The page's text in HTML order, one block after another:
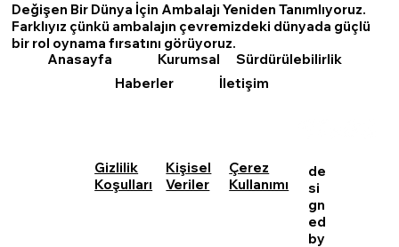
Değişen Bir Dünya İçin Ambalajı Yeniden Tanımlıyoruz.
Farklıyız çünkü ambalajın çevremizdeki dünyada güçlü
bir rol oynama fırsatını görüyoruz.
Anasayfa
Kurumsal
Sürdürülebilirlik
Haberler
İletişim
Gizlilik
Koşulları
Kişisel
Veriler
Çerez
Kullanımı
de
si
gn
ed
by